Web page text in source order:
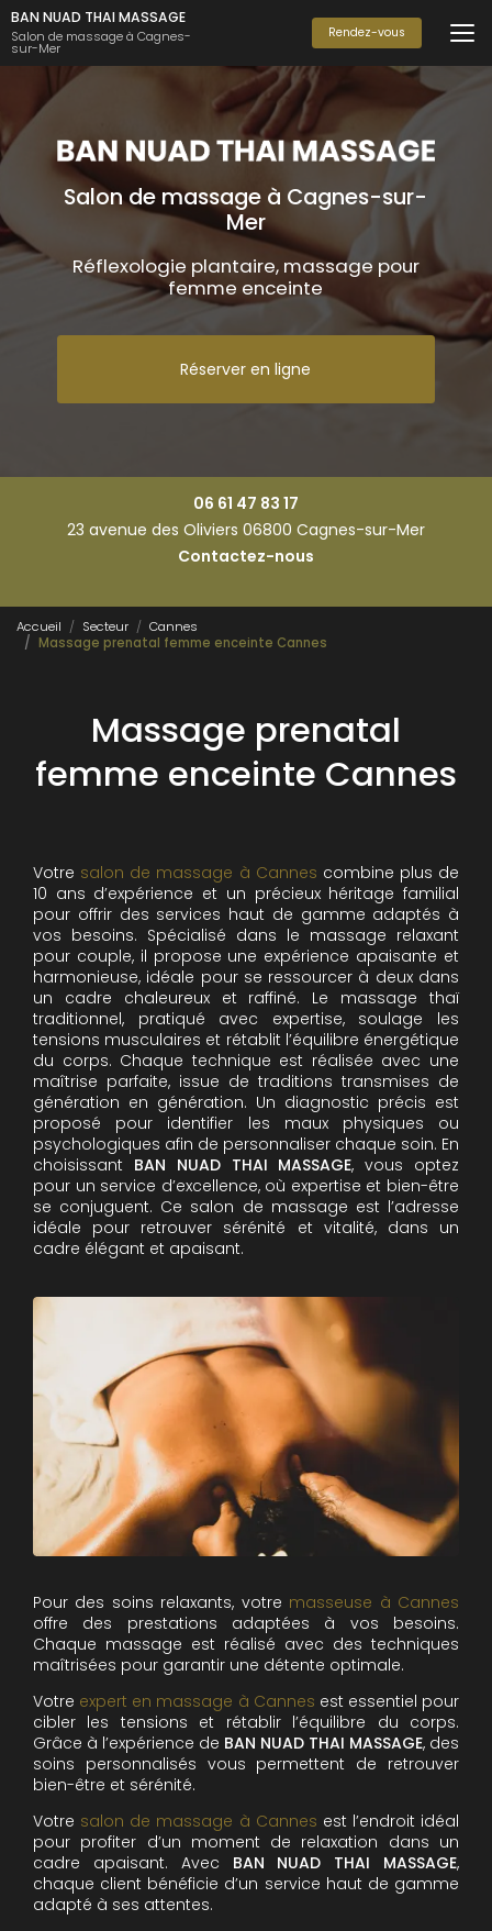
Aller
au
contenu
principal
BAN NUAD THAI MASSAGE
Salon de massage à Cagnes-
sur-Mer
Rendez-vous
Salon de massage à Cagnes-sur-
Mer
Réflexologie plantaire, massage pour
femme enceinte
Réserver en ligne
06 61 47 83 17
23 avenue des Oliviers 06800 Cagnes-sur-Mer
Contactez-nous
Accueil Secteur
Cannes
Massage prenatal femme enceinte Cannes
Massage prenatal
femme enceinte Cannes
Votre salon de massage à Cannes combine plus de
10 ans d’expérience et un précieux héritage familial
pour offrir des services haut de gamme adaptés à
vos besoins. Spécialisé dans le massage relaxant
pour couple, il propose une expérience apaisante et
harmonieuse, idéale pour se ressourcer à deux dans
un cadre chaleureux et raffiné. Le massage thaï
traditionnel, pratiqué avec expertise, soulage les
tensions musculaires et rétablit l’équilibre énergétique
du corps. Chaque technique est réalisée avec une
maîtrise parfaite, issue de traditions transmises de
génération en génération. Un diagnostic précis est
proposé pour identifier les maux physiques ou
psychologiques afin de personnaliser chaque soin. En
choisissant BAN NUAD THAI MASSAGE, vous optez
pour un service d’excellence, où expertise et bien-être
se conjuguent. Ce salon de massage est l’adresse
idéale pour retrouver sérénité et vitalité, dans un
cadre élégant et apaisant.
Pour des soins relaxants, votre masseuse à Cannes
offre des prestations adaptées à vos besoins.
Chaque massage est réalisé avec des techniques
maîtrisées pour garantir une détente optimale.
Votre expert en massage à Cannes est essentiel pour
cibler les tensions et rétablir l’équilibre du corps.
Grâce à l’expérience de BAN NUAD THAI MASSAGE, des
soins personnalisés vous permettent de retrouver
bien-être et sérénité.
Votre salon de massage à Cannes est l’endroit idéal
pour profiter d’un moment de relaxation dans un
cadre apaisant. Avec BAN NUAD THAI MASSAGE,
chaque client bénéficie d’un service haut de gamme
adapté à ses attentes.